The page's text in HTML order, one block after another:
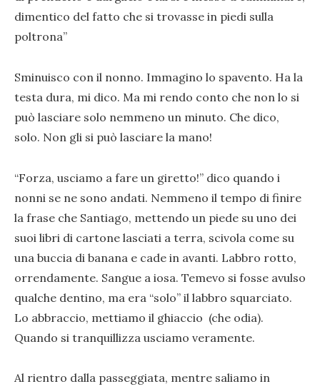
dimentico del fatto che si trovasse in piedi sulla
poltrona”
Sminuisco con il nonno. Immagino lo spavento. Ha la
testa dura, mi dico. Ma mi rendo conto che non lo si
può lasciare solo nemmeno un minuto. Che dico,
solo. Non gli si può lasciare la mano!
“Forza, usciamo a fare un giretto!” dico quando i
nonni se ne sono andati. Nemmeno il tempo di finire
la frase che Santiago, mettendo un piede su uno dei
suoi libri di cartone lasciati a terra, scivola come su
una buccia di banana e cade in avanti. Labbro rotto,
orrendamente. Sangue a iosa. Temevo si fosse avulso
qualche dentino, ma era “solo” il labbro squarciato.
Lo abbraccio, mettiamo il ghiaccio (che odia).
Quando si tranquillizza usciamo veramente.
Al rientro dalla passeggiata, mentre saliamo in